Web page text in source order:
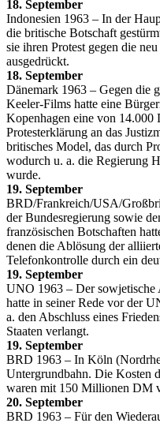
18. September
Indonesien 1963 – In der
die britische Botschaft
sie ihren Protest gegen die
ausgedrückt.
18. September
Dänemark 1963 – Gegen die
Keeler-Films hatte eine
Kopenhagen eine von 14.000
Protesterklärung an das
britisches Model, das durch
wodurch u. a. die Regierung
wurde.
19. September
BRD/Frankreich/USA/
der Bundesregierung sowie
französischen Botschaften
denen die Ablösung der
Telefonkontrolle durch ein
19. September
UNO 1963 – Der
hatte in seiner Rede vor der
a. den Abschluss eines
Staaten verlangt.
19. September
BRD 1963 – In Köln
Untergrundbahn. Die Kosten
waren mit 150 Millionen DM
20. September
BRD 1963 – Für den